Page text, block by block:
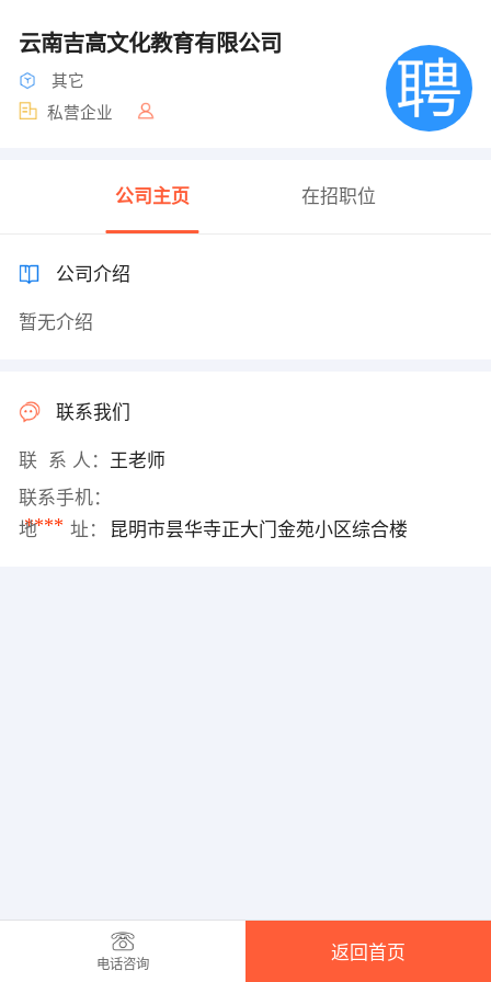
云南吉高文化教育有限公司
其它
私营企业
公司主页 在招职位
公司介绍
暂无介绍
联系我们
联 系 人： 王老师
联系手机：
****
地 址： 昆明市昙华寺正大门金苑小区综合楼
电话咨询
返回首页